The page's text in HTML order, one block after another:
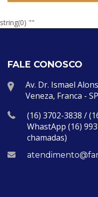
FALE CONOSCO
Av. Dr. Ismael
Veneza, Franca -
(16) 3702-3838 /
WhastApp (16)
chamadas)
string(0) ""